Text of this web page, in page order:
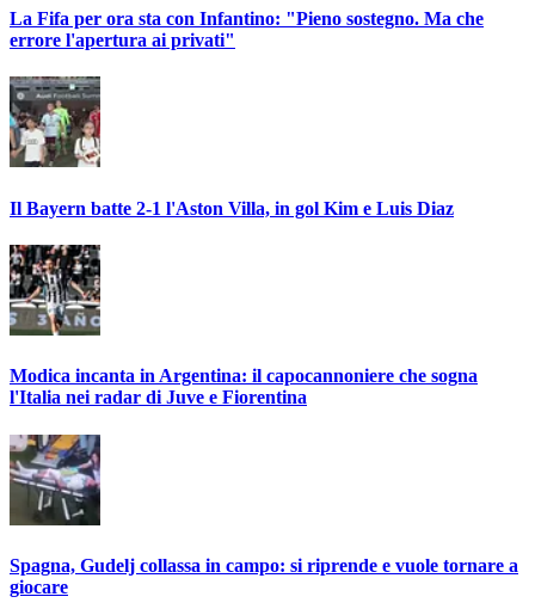
La Fifa per ora sta con Infantino: "Pieno sostegno. Ma che
errore l'apertura ai privati"
Il Bayern batte 2-1 l'Aston Villa, in gol Kim e Luis Diaz
Modica incanta in Argentina: il capocannoniere che sogna
l'Italia nei radar di Juve e Fiorentina
Spagna, Gudelj collassa in campo: si riprende e vuole tornare a
giocare